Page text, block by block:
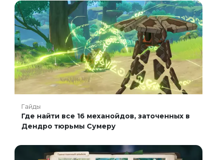
Гайды
Где найти все 16 механойдов, заточенных в
Дендро тюрьмы Сумеру